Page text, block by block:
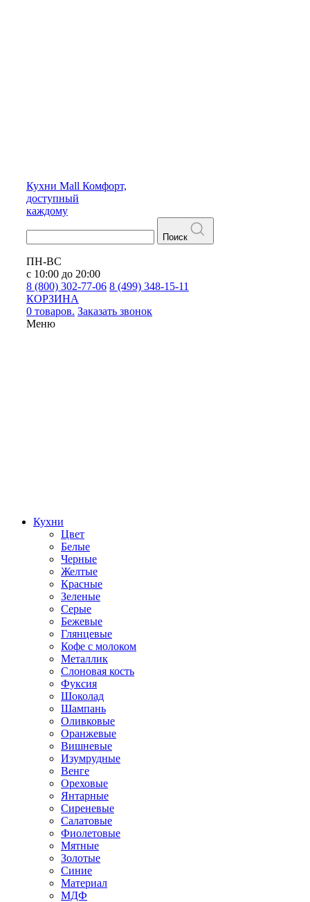
Кухни Mall Комфорт,
доступный
каждому
Поиск
ПН-ВС
с 10:00 до 20:00
8 (800) 302-77-06 8 (499) 348-15-11
КОРЗИНА
0 товаров. Заказать звонок
Меню
Кухни
Цвет
Белые
Черные
Желтые
Красные
Зеленые
Серые
Бежевые
Глянцевые
Кофе с молоком
Металлик
Слоновая кость
Фуксия
Шоколад
Шампань
Оливковые
Оранжевые
Вишневые
Изумрудные
Венге
Ореховые
Янтарные
Сиреневые
Салатовые
Фиолетовые
Мятные
Золотые
Синие
Материал
МДФ